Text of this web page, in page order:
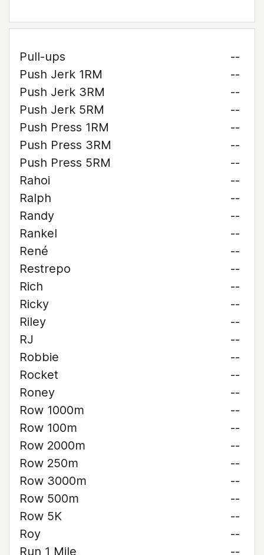
Pull-ups
--
Push Jerk 1RM
--
Push Jerk 3RM
--
Push Jerk 5RM
--
Push Press 1RM
--
Push Press 3RM
--
Push Press 5RM
--
Rahoi
--
Ralph
--
Randy
--
Rankel
--
René
--
Restrepo
--
Rich
--
Ricky
--
Riley
--
RJ
--
Robbie
--
Rocket
--
Roney
--
Row 1000m
--
Row 100m
--
Row 2000m
--
Row 250m
--
Row 3000m
--
Row 500m
--
Row 5K
--
Roy
--
Run 1 Mile
--